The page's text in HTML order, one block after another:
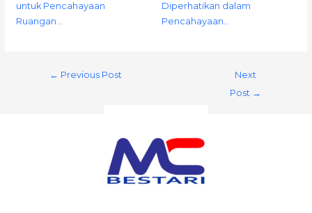
untuk Pencahayaan
Ruangan…
Diperhatikan dalam
Pencahayaan…
← Previous Post
Next
Post →